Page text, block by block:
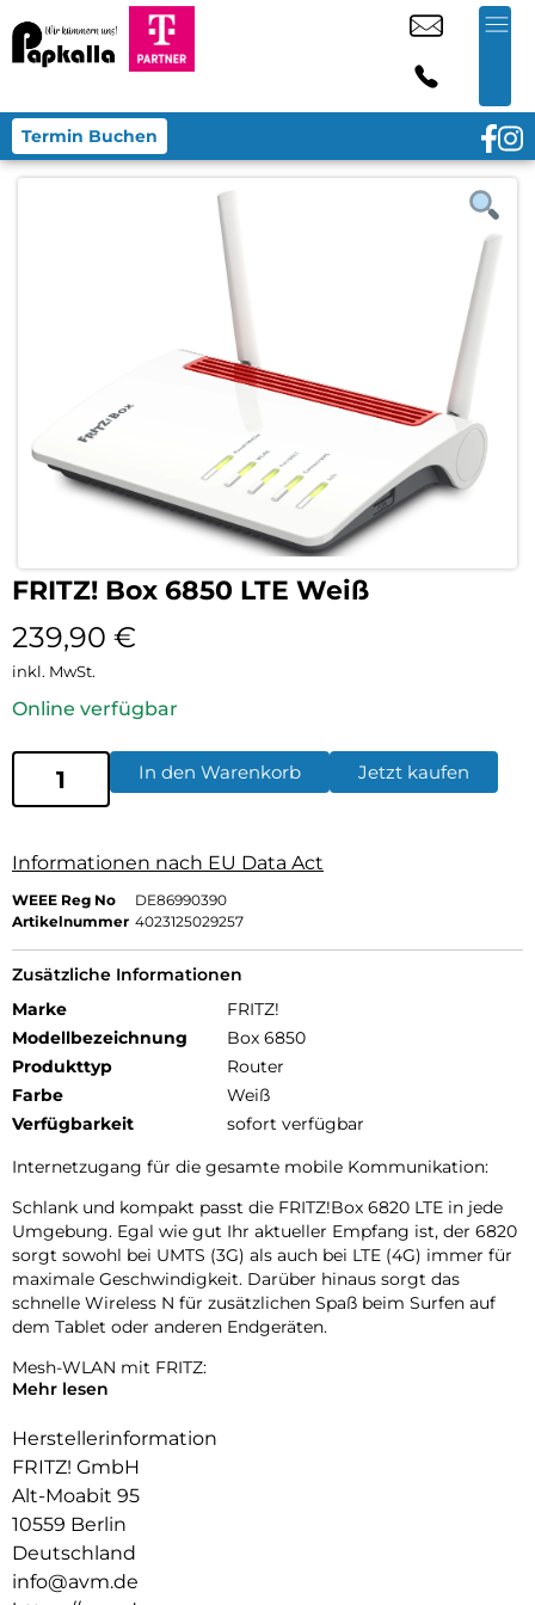
Termin Buchen
FRITZ! Box 6850 LTE Weiß
239,90 €
inkl. MwSt.
Online verfügbar
In den Warenkorb Jetzt kaufen
Informationen nach EU Data Act
WEEE Reg No
DE86990390
Artikelnummer 4023125029257
Zusätzliche Informationen
Marke
FRITZ!
Modellbezeichnung
Box 6850
Produkttyp
Router
Farbe
Weiß
Verfügbarkeit
sofort verfügbar
Internetzugang für die gesamte mobile Kommunikation:
Schlank und kompakt passt die FRITZ!Box 6820 LTE in jede
Umgebung. Egal wie gut Ihr aktueller Empfang ist, der 6820
sorgt sowohl bei UMTS (3G) als auch bei LTE (4G) immer für
maximale Geschwindigkeit. Darüber hinaus sorgt das
schnelle Wireless N für zusätzlichen Spaß beim Surfen auf
dem Tablet oder anderen Endgeräten.
Mesh-WLAN mit FRITZ:
Videos, Musik und Fotos nahtlos in jeden Winkel Ihres
Zuhauses, Ihrer Wohnung oder Ihres Büros gelangen. Wie
funktioniert es? Der FRITZ! Geräte arbeiten als Teil eines
einzigen Netzwerks zusammen, kommunizieren miteinander
und optimieren Ihre Geräte- und Netzwerknutzung.
Geschwindigkeiten beim Surfen, Streamen oder Gaming.
Mehr lesen
Herstellerinformation
FRITZ! GmbH
Alt-Moabit 95
10559 Berlin
Deutschland
info@avm.de